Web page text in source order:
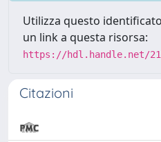
Utilizza questo
un link a questa risorsa:
https://hdl.handle.net/
Citazioni